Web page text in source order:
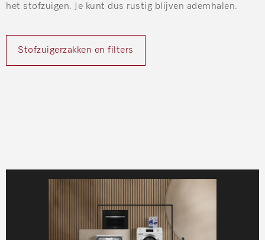
het stofzuigen. Je kunt dus rustig blijven ademhalen.
Stofzuigerzakken en filters